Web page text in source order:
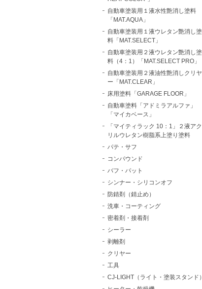
自動車塗装用１液水性艶消し塗料
「MAT.AQUA」
自動車塗装用１液ウレタン艶消し塗
料「MAT.SELECT」
自動車塗装用２液ウレタン艶消し塗
料（4：1）「MAT.SELECT PRO」
自動車塗装用２液油性艶消しクリヤ
ー「MAT.CLEAR」
床用塗料「GARAGE FLOOR」
自動車塗料「アドミラアルファ」
「マイカベース」
「マイティラック 10：1」２液アク
リルウレタン樹脂系上塗り塗料
パテ・サフ
コンパウンド
バフ・パット
シンナー・シリコンオフ
防錆剤（錆止め）
洗車・コーティング
密着剤・接着剤
シーラー
剥離剤
クリヤー
工具
CJ-LIGHT（ライト・塗装スタンド）